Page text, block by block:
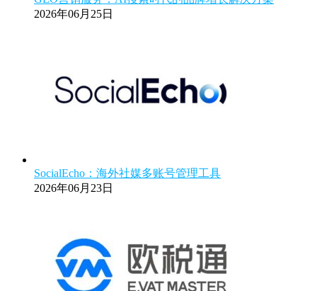
2026年06月25日
SocialEcho：海外社媒多账号管理工具
2026年06月23日